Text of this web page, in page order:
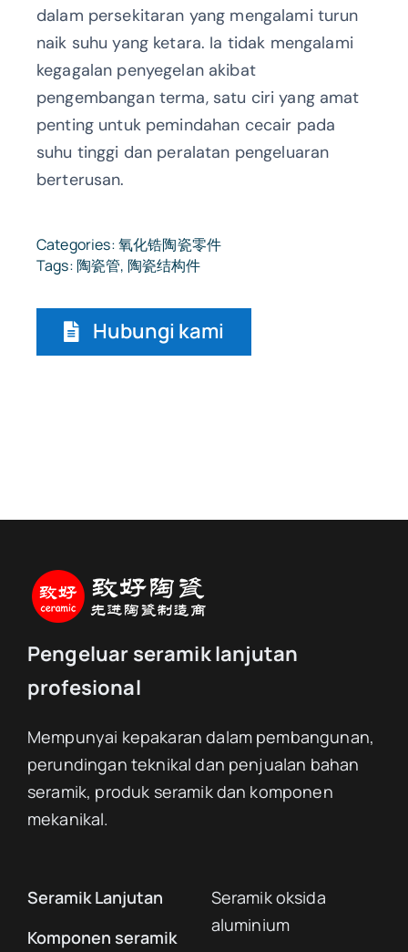
dalam persekitaran yang mengalami turun
naik suhu yang ketara. Ia tidak mengalami
kegagalan penyegelan akibat
pengembangan terma, satu ciri yang amat
penting untuk pemindahan cecair pada
suhu tinggi dan peralatan pengeluaran
berterusan.
Categories:氧化锆陶瓷零件
Tags: 陶瓷管, 陶瓷结构件
Hubungi kami
Pengeluar seramik lanjutan
profesional
Mempunyai kepakaran dalam pembangunan,
perundingan teknikal dan penjualan bahan
seramik, produk seramik dan komponen
mekanikal.
Seramik Lanjutan
Komponen seramik
Seramik oksida
aluminium